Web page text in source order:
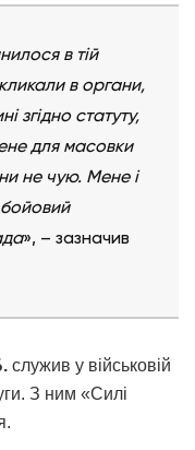
в тій
в органи,
згідно статуту,
для масовки
не чую. Мене і
», – зазначив
служив у військовій
З ним «Силі